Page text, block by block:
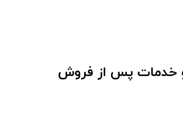
و خدمات پس از فروش